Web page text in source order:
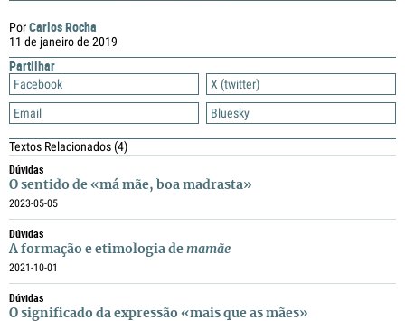
PorCarlos Rocha
11 de janeiro de 2019
Partilhar
Facebook
X (twitter)
Email
Bluesky
Textos Relacionados(4)
Dúvidas
O sentido de «má mãe, boa madrasta»
2023-05-05
Dúvidas
A formação e etimologia de mamãe
2021-10-01
Dúvidas
O significado da expressão «mais que as mães»